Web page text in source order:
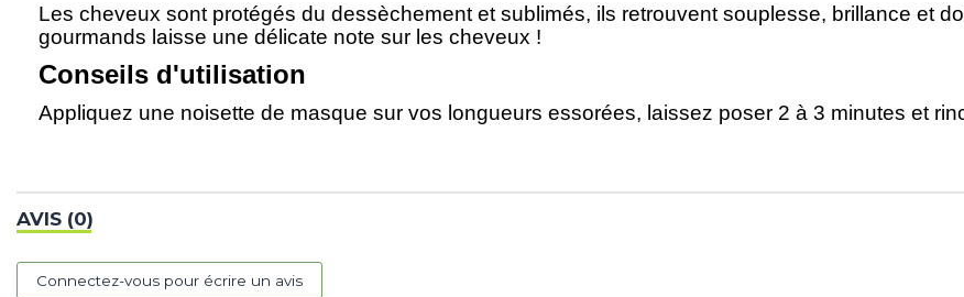
Les cheveux sont protégés du dessèchement et sublimés, ils retrouvent souplesse, brillance et
gourmands laisse une délicate note sur les cheveux !
Conseils d'utilisation
Appliquez une noisette de masque sur vos longueurs essorées, laissez poser 2 à 3 minutes et
AVIS (0)
Connectez-vous pour écrire un avis